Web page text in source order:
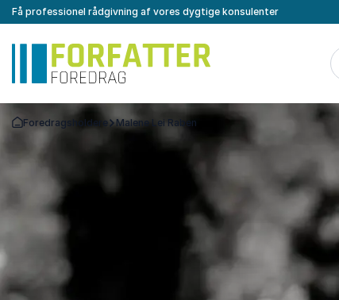
Få professionel rådgivning af vores dygtige konsulenter
Tilbage til forsiden
Foredragsholdere Malene Lei Raben